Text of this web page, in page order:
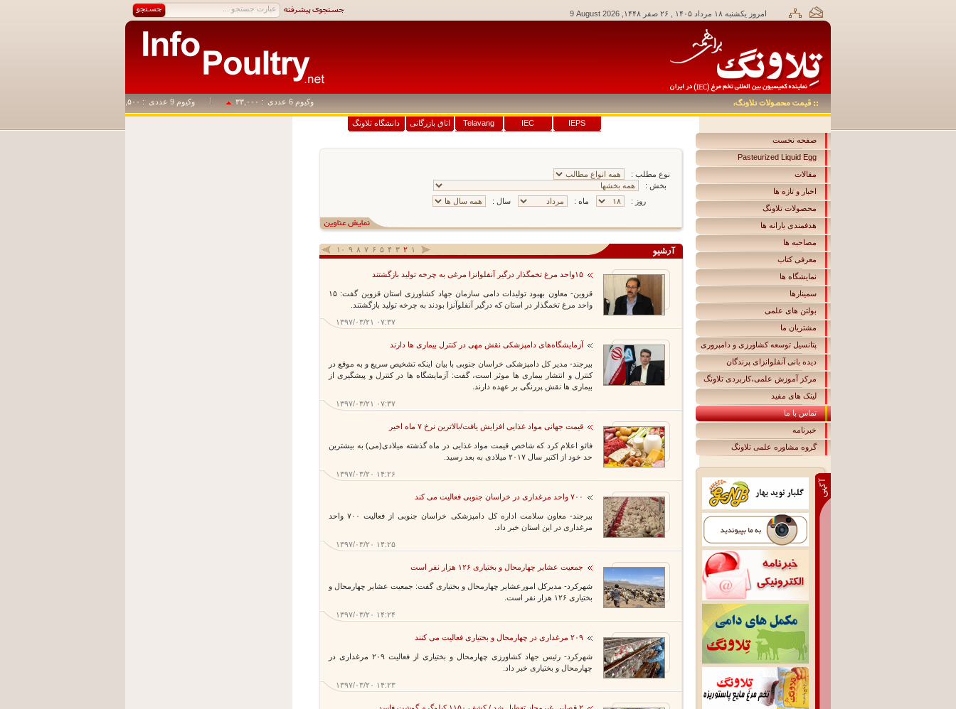
امروز يکشنبه ۱۸ مرداد ۱۴۰۵ , ۲۶ صفر ۱۴۴۸, 9 August 2026
وکیوم 6 عددی : ۳۳,۰۰۰ وکیوم 9 عددی : ۴۹,۵۰۰
IEPS
IEC
Telavang اتاق بازرگانی
دانشگاه تلاونگ
صفحه نخست
Pasteurized Liquid Egg
مقالات
اخبار و تازه ها
محصولات تلاونگ
هدفمندی یارانه ها
مصاحبه ها
معرفی کتاب
نمایشگاه ها
سمینارها
بولتن های علمی
مشتریان ما
پتانسیل توسعه کشاورزی و دامپروری
دیده بانی آنفلوانزای پرندگان
مرکز آموزش علمی،کاربردی تلاونگ
لينک های مفيد
تماس با ما
خبرنامه
گروه مشاوره علمی تلاونگ
نوع مطلب :
بخش :
روز :
ماه : سال :
۱ ۲ ۳ ۴ ۵ ۶ ۷ ۸ ۹ ۱۰
۱۵واحد مرغ تخمگذار درگیر آنفلوانزا مرغی به چرخه تولید بازگشتند
قزوین- معاون بهبود تولیدات دامی سازمان جهاد کشاورزی استان قزوین گفت: ۱۵
واحد مرغ تخمگذار در استان که درگیر آنفلوآنزا بودند به چرخه تولید بازگشتند.
۱۳۹۷/۰۳/۲۱ ۰۷:۳۷
آزمایشگاه‌های دامپزشکی نقش مهی در کنترل بیماری ها دارند
بیرجند- مدیر کل دامپزشکی خراسان جنوبی با بیان اینکه تشخیص سریع و به موقع در
کنترل و انتشار بیماری ها موثر است، گفت: آزمایشگاه ها در کنترل و پیشگیری از
بیماری ها نقش پررنگی بر عهده دارند.
۱۳۹۷/۰۳/۲۱ ۰۷:۳۷
قیمت جهانی مواد غذایی افزایش یافت/بالاترین نرخ ۷ ماه اخیر
فائو اعلام کرد که شاخص قیمت مواد غذایی در ماه گذشته میلادی(می) به بیشترین
حد خود از اکتبر سال ۲۰۱۷ میلادی به بعد رسید.
۱۳۹۷/۰۳/۲۰ ۱۴:۲۶
۷۰۰ واحد مرغداری در خراسان جنوبی فعالیت می کند
بیرجند- معاون سلامت اداره کل دامپزشکی خراسان جنوبی از فعالیت ۷۰۰ واحد
مرغداری در این استان خبر داد.
۱۳۹۷/۰۳/۲۰ ۱۴:۲۵
جمعیت عشایر چهارمحال و بختیاری ۱۲۶ هزار نفر است
شهرکرد- مدیرکل امورعشایر چهارمحال و بختیاری گفت: جمعیت عشایر چهارمحال و
بختیاری ۱۲۶ هزار نفر است.
۱۳۹۷/۰۳/۲۰ ۱۴:۲۴
۲۰۹ مرغداری در چهارمحال و بختیاری فعالیت می کنند
شهرکرد- رئیس جهاد کشاورزی چهارمحال و بختیاری از فعالیت ۲۰۹ مرغداری در
چهارمحال و بختیاری خبر داد.
۱۳۹۷/۰۳/۲۰ ۱۴:۲۳